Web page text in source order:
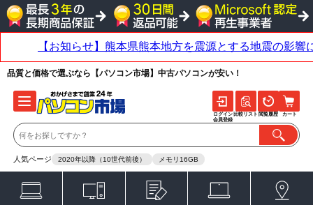
品質と価格で選ぶなら【パソコン市場】中古パソコンが安い！
人気ページ 2020年以降（10世代前後） メモリ16GB
ログイン
会員登録
比較リスト 閲覧履歴 カート